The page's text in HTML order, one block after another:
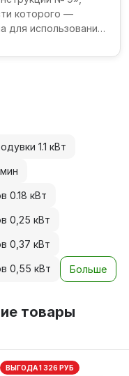
которого —
для использования
1.1 кВт
0.18 кВт
0,25 кВт
0,37 кВт
0,55 кВт Больше
товары
ВЫГОДА 1 326 РУБ